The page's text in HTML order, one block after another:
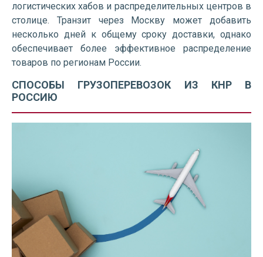
логистических хабов и распределительных центров в
столице. Транзит через Москву может добавить
несколько дней к общему сроку доставки, однако
обеспечивает более эффективное распределение
товаров по регионам России.
СПОСОБЫ ГРУЗОПЕРЕВОЗОК ИЗ КНР В
РОССИЮ